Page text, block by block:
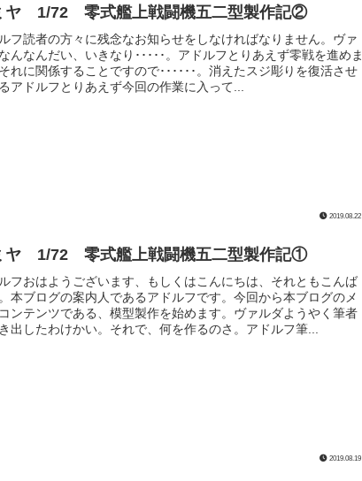
ヤ 1/72 零式艦上戦闘機五二型製作記②
フ読者の方々に残念なお知らせをしなければなりません。ヴァ
んなんだい、いきなり･････。アドルフとりあえず零戦を進めま
れに関係することですので･･････。消えたスジ彫りを復活させ
アドルフとりあえず今回の作業に入って...
2019.08.22
ヤ 1/72 零式艦上戦闘機五二型製作記①
フおはようございます、もしくはこんにちは、それともこんば
本ブログの案内人であるアドルフです。今回から本ブログのメ
ンテンツである、模型製作を始めます。ヴァルダようやく筆者
出したわけかい。それで、何を作るのさ。アドルフ筆...
2019.08.19